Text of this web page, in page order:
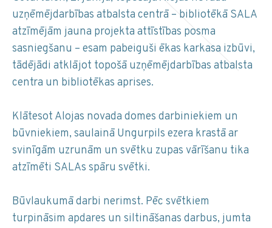
uzņēmējdarbības atbalsta centrā – bibliotēkā SALA
atzīmējām jauna projekta attīstības posma
sasniegšanu – esam pabeiguši ēkas karkasa izbūvi,
tādējādi atklājot topošā uzņēmējdarbības atbalsta
centra un bibliotēkas aprises.
Klātesot Alojas novada domes darbiniekiem un
būvniekiem, saulainā Ungurpils ezera krastā ar
svinīgām uzrunām un svētku zupas vārīšanu tika
atzīmēti SALAs spāru svētki.
Būvlaukumā darbi nerimst. Pēc svētkiem
turpināsim apdares un siltināšanas darbus, jumta